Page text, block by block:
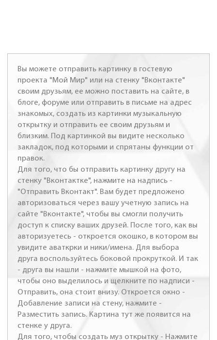
Вы можете отправить картинку в гостевую
проекта "Мой Мир" или на стенку "Вконтакте"
своим друзьям, ее можно поставить на сайте, в
блоге, форуме или отправить в письме на адрес
знакомых, создать из картинки музыкальную
открытку и отправить ее своим друзьям и
близким. Под картинкой вы видите несколько
закладок, под которыми и спрятаны функции от
правок.
Для того, что бы отправить картинку другу на
стенку "Вконтактке", нажмите на надпись -
"Отправить Вконтакт". Вам будет предложено
авторизоваться через вашу учетную запись на
сайте "Вконтакте", чтобы вы смогли получить
доступ к списку ваших друзей. После того, как вы
авторизуетесь - откроется окошко, в котором вы
увидите аваткрки и ники/имена. Для выбора
друга воспользуйтесь боковой прокруткой. И так
- друга вы нашли - нажмите мышкой на фото,
чтобы оно выделилось и щелкните по надписи -
Отправить, она стоит внизу. Откроется окно -
Добавление записи на стену, нажмите -
Разместить запись. Картина тут же появится на
стенке у друга.
Для того, чтобы создать муз открытку - Нажмите